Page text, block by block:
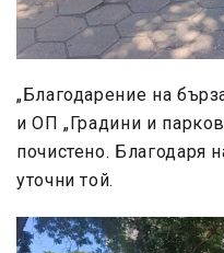
„Благодарение на
и ОП „Градини и
почистено. Благодаря
уточни той.